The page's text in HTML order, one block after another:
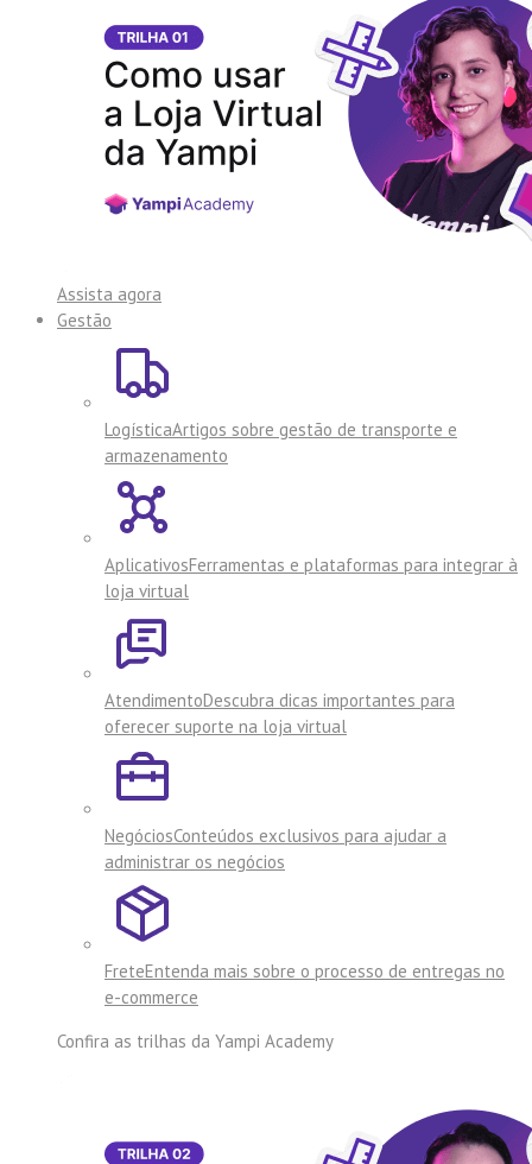
Assista agora
Gestão
LogísticaArtigos sobre gestão de transporte e
armazenamento
AplicativosFerramentas e plataformas para integrar à
loja virtual
AtendimentoDescubra dicas importantes para
oferecer suporte na loja virtual
NegóciosConteúdos exclusivos para ajudar a
administrar os negócios
FreteEntenda mais sobre o processo de entregas no
e-commerce
Confira as trilhas da Yampi Academy